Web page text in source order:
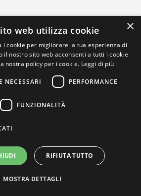
×
web utilizza cookie
i cookie per migliorare la tua esperienza di
il nostro sito web acconsenti a tutti i cookie
nostra policy per i cookie. Leggi di più
NECESSARI PERFORMANCE
FUNZIONALITÀ
RIFIUTA TUTTO
MOSTRA DETTAGLI